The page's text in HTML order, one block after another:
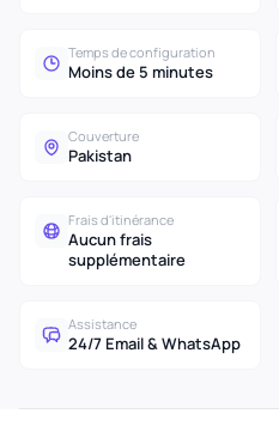
Temps de configuration
Moins de 5 minutes
Couverture
Pakistan
Frais d'itinérance
Aucun frais
supplémentaire
Assistance
24/7 Email & WhatsApp